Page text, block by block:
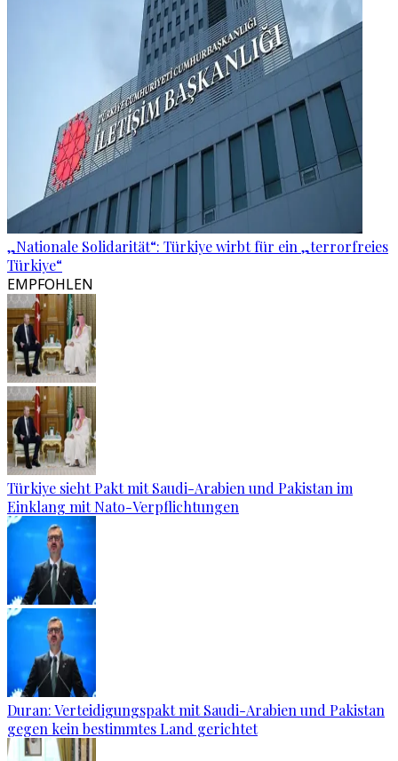
„Nationale Solidarität“: Türkiye wirbt für ein „terrorfreies
Türkiye“
EMPFOHLEN
Türkiye sieht Pakt mit Saudi-Arabien und Pakistan im
Einklang mit Nato-Verpflichtungen
Duran: Verteidigungspakt mit Saudi-Arabien und Pakistan
gegen kein bestimmtes Land gerichtet